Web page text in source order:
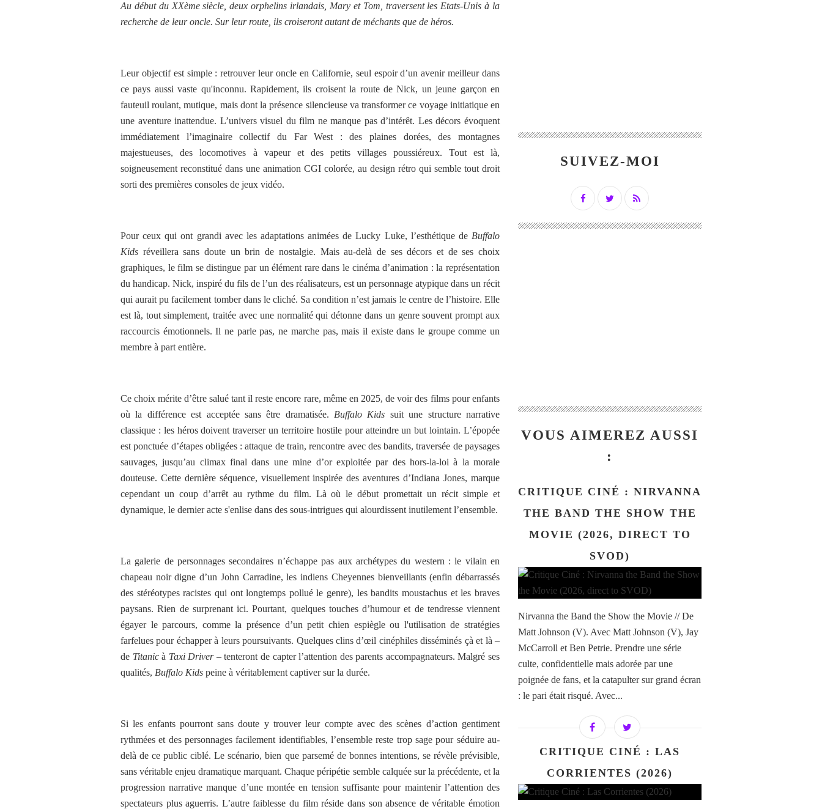
Au début du XXème siècle, deux orphelins irlandais, Mary et Tom, traversent les Etats-Unis à la
recherche de leur oncle. Sur leur route, ils croiseront autant de méchants que de héros.
Leur objectif est simple : retrouver leur oncle en Californie, seul espoir d’un avenir meilleur dans
ce pays aussi vaste qu'inconnu. Rapidement, ils croisent la route de Nick, un jeune garçon en
fauteuil roulant, mutique, mais dont la présence silencieuse va transformer ce voyage initiatique en
une aventure inattendue. L’univers visuel du film ne manque pas d’intérêt. Les décors évoquent
immédiatement l’imaginaire collectif du Far West : des plaines dorées, des montagnes
majestueuses, des locomotives à vapeur et des petits villages poussiéreux. Tout est là,
soigneusement reconstitué dans une animation CGI colorée, au design rétro qui semble tout droit
sorti des premières consoles de jeux vidéo.
Pour ceux qui ont grandi avec les adaptations animées de Lucky Luke, l’esthétique de Buffalo
Kids réveillera sans doute un brin de nostalgie. Mais au-delà de ses décors et de ses choix
graphiques, le film se distingue par un élément rare dans le cinéma d’animation : la représentation
du handicap. Nick, inspiré du fils de l’un des réalisateurs, est un personnage atypique dans un récit
qui aurait pu facilement tomber dans le cliché. Sa condition n’est jamais le centre de l’histoire. Elle
est là, tout simplement, traitée avec une normalité qui détonne dans un genre souvent prompt aux
raccourcis émotionnels. Il ne parle pas, ne marche pas, mais il existe dans le groupe comme un
membre à part entière.
Ce choix mérite d’être salué tant il reste encore rare, même en 2025, de voir des films pour enfants
où la différence est acceptée sans être dramatisée. Buffalo Kids suit une structure narrative
classique : les héros doivent traverser un territoire hostile pour atteindre un but lointain. L’épopée
est ponctuée d’étapes obligées : attaque de train, rencontre avec des bandits, traversée de paysages
sauvages, jusqu’au climax final dans une mine d’or exploitée par des hors-la-loi à la morale
douteuse. Cette dernière séquence, visuellement inspirée des aventures d’Indiana Jones, marque
cependant un coup d’arrêt au rythme du film. Là où le début promettait un récit simple et
dynamique, le dernier acte s'enlise dans des sous-intrigues qui alourdissent inutilement l’ensemble.
La galerie de personnages secondaires n’échappe pas aux archétypes du western : le vilain en
chapeau noir digne d’un John Carradine, les indiens Cheyennes bienveillants (enfin débarrassés
des stéréotypes racistes qui ont longtemps pollué le genre), les bandits moustachus et les braves
paysans. Rien de surprenant ici. Pourtant, quelques touches d’humour et de tendresse viennent
égayer le parcours, comme la présence d’un petit chien espiègle ou l'utilisation de stratégies
farfelues pour échapper à leurs poursuivants. Quelques clins d’œil cinéphiles disséminés çà et là –
de Titanicà Taxi Driver – tenteront de capter l’attention des parents accompagnateurs. Malgré ses
qualités, Buffalo Kids peine à véritablement captiver sur la durée.
Si les enfants pourront sans doute y trouver leur compte avec des scènes d’action gentiment
rythmées et des personnages facilement identifiables, l’ensemble reste trop sage pour séduire au-
delà de ce public ciblé. Le scénario, bien que parsemé de bonnes intentions, se révèle prévisible,
sans véritable enjeu dramatique marquant. Chaque péripétie semble calquée sur la précédente, et la
progression narrative manque d’une montée en tension suffisante pour maintenir l’attention des
spectateurs plus aguerris. L’autre faiblesse du film réside dans son absence de véritable émotion
SUIVEZ-MOI
VOUS AIMEREZ AUSSI
:
CRITIQUE CINÉ : NIRVANNA
THE BAND THE SHOW THE
MOVIE (2026, DIRECT TO
SVOD)
Nirvanna the Band the Show the Movie // De
Matt Johnson (V). Avec Matt Johnson (V), Jay
McCarroll et Ben Petrie. Prendre une série
culte, confidentielle mais adorée par une
poignée de fans, et la catapulter sur grand écran
: le pari était risqué. Avec...
CRITIQUE CINÉ : LAS
CORRIENTES (2026)